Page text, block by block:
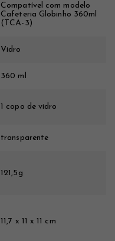
Compatível com modelo
Cafeteria Globinho 360ml
(TCA-3)
Vidro
360 ml
1 copo de vidro
transparente
121,5g
11,7 x 11 x 11 cm